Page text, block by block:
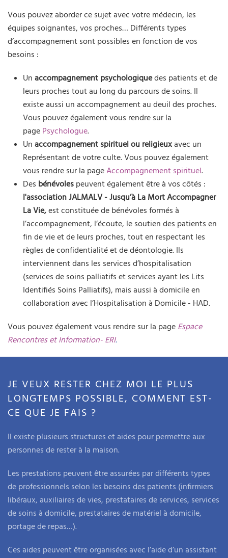
Vous pouvez aborder ce sujet avec votre médecin, les
équipes soignantes, vos proches… Différents types
d’accompagnement sont possibles en fonction de vos
besoins :
Un accompagnement psychologiquedes patients et de
leurs proches tout au long du parcours de soins. Il
existe aussi un accompagnement au deuil des proches.
Vous pouvez également vous rendre sur la
page Psychologue.
Un accompagnement spirituel ou religieuxavec un
Représentant de votre culte. Vous pouvez également
vous rendre sur la pageAccompagnement spirituel.
Des bénévoles peuvent également être à vos côtés :
l'association JALMALV - Jusqu’à La Mort Accompagner
La Vie,est constituée de bénévoles formés à
l’accompagnement, l’écoute, le soutien des patients en
fin de vie et de leurs proches, tout en respectant les
règles de confidentialité et de déontologie. Ils
interviennent dans les services d’hospitalisation
(services de soins palliatifs et services ayant les Lits
Identifiés Soins Palliatifs), mais aussi à domicile en
collaboration avec l’Hospitalisation à Domicile - HAD.
Vous pouvez également vous rendre sur la page Espace
Rencontres et Information- ERI.
JE VEUX RESTER CHEZ MOI LE PLUS
LONGTEMPS POSSIBLE, COMMENT EST-
CE QUE JE FAIS ?
Il existe plusieurs structures et aides pour permettre aux
personnes de rester à la maison.
Les prestations peuvent être assurées par différents types
de professionnels selon les besoins des patients (infirmiers
libéraux, auxiliaires de vies, prestataires de services, services
de soins à domicile, prestataires de matériel à domicile,
portage de repas…).
Ces aides peuvent être organisées avec l’aide d’un assistant